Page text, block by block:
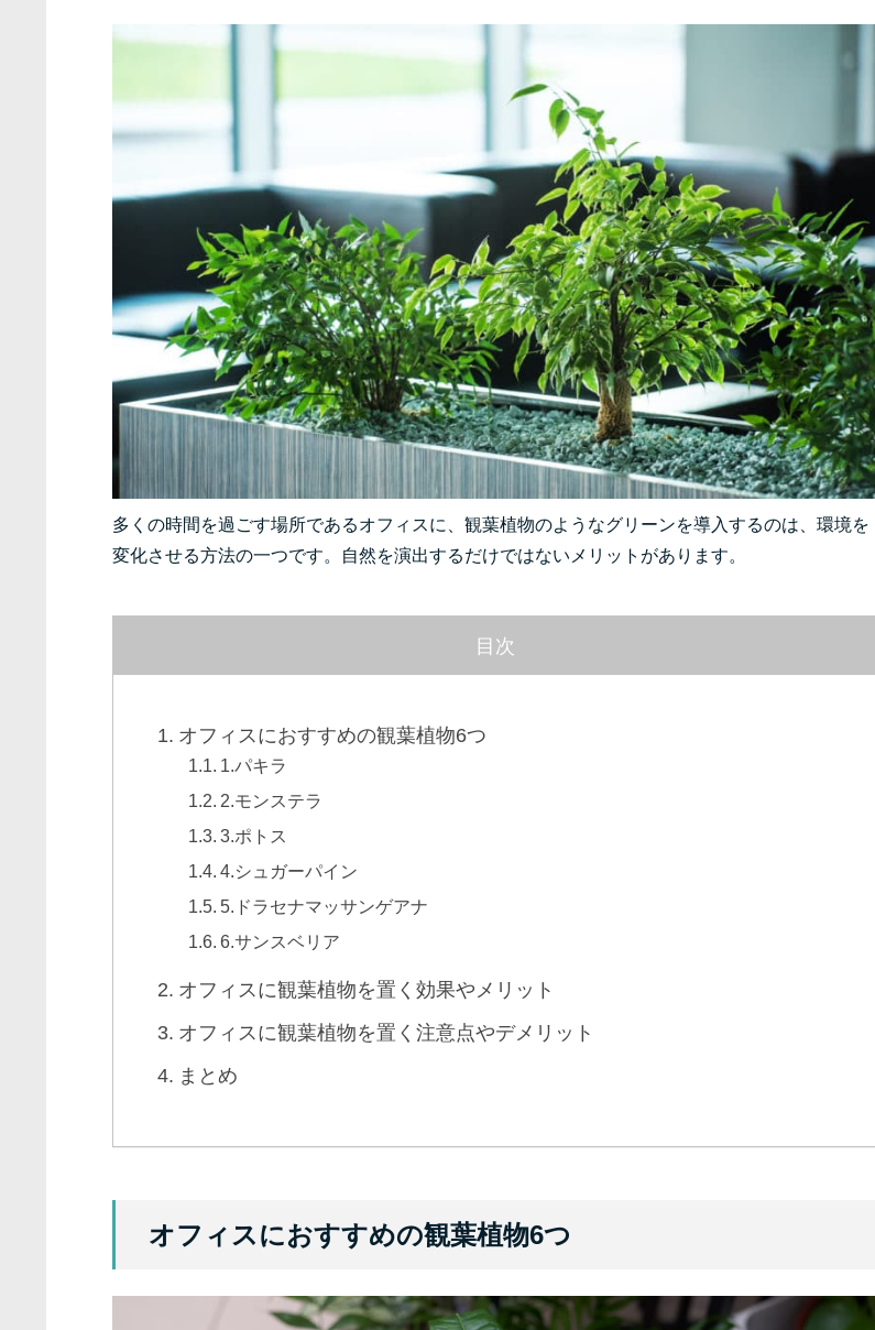
多くの時間を過ごす場所であるオフィスに、観葉植物のようなグリーンを導入するのは、環境を
変化させる方法の一つです。自然を演出するだけではないメリットがあります。
目次
オフィスにおすすめの観葉植物6つ
1.パキラ
2.モンステラ
3.ポトス
4.シュガーパイン
5.ドラセナマッサンゲアナ
6.サンスベリア
オフィスに観葉植物を置く効果やメリット
オフィスに観葉植物を置く注意点やデメリット
まとめ
オフィスにおすすめの観葉植物6つ